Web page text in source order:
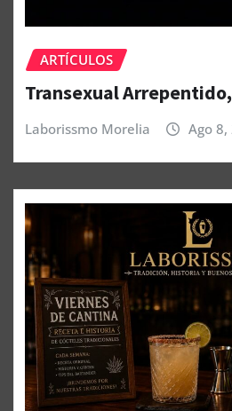
ARTÍCULOS
Transexual
Laborissmo Morelia Ago 8,